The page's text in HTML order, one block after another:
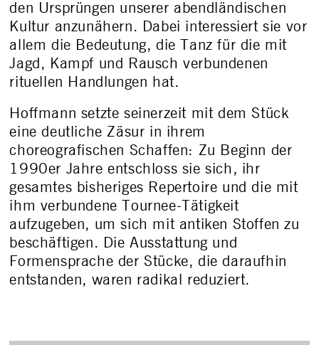
den Ursprüngen unserer abendländischen
Kultur anzunähern. Dabei interessiert sie vor
allem die Bedeutung, die Tanz für die mit
Jagd, Kampf und Rausch verbundenen
rituellen Handlungen hat.
Hoffmann setzte seinerzeit mit dem Stück
eine deutliche Zäsur in ihrem
choreografischen Schaffen: Zu Beginn der
1990er Jahre entschloss sie sich, ihr
gesamtes bisheriges Repertoire und die mit
ihm verbundene Tournee-Tätigkeit
aufzugeben, um sich mit antiken Stoffen zu
beschäftigen. Die Ausstattung und
Formensprache der Stücke, die daraufhin
entstanden, waren radikal reduziert.